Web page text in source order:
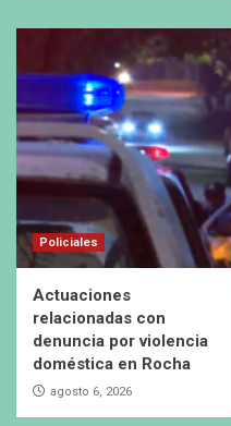
Policiales
Actuaciones
relacionadas con
denuncia por violencia
doméstica en Rocha
agosto 6, 2026